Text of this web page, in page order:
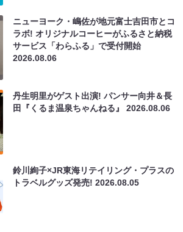
ニューヨーク・嶋佐が地元富士吉田市とコ
ラボ! オリジナルコーヒーがふるさと納税
サービス「わらふる」で受付開始
2026.08.06
丹生明里がゲスト出演! パンサー向井＆長
田『くるま温泉ちゃんねる』2026.08.06
鈴川絢子×JR東海リテイリング・プラスの
トラベルグッズ発売!2026.08.05